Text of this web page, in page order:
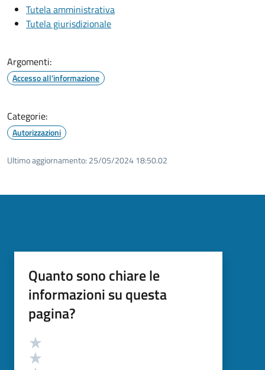
Tutela amministrativa
Tutela giurisdizionale
Argomenti:
Accesso all'informazione
Categorie:
Autorizzazioni
Ultimo aggiornamento: 25/05/2024 18:50.02
Quanto sono chiare le
informazioni su questa
pagina?
Valutazione